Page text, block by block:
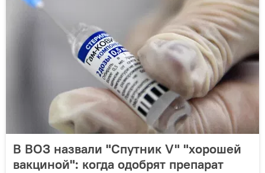
В ВОЗ назвали "Спутник V" "хорошей
вакциной": когда одобрят препарат